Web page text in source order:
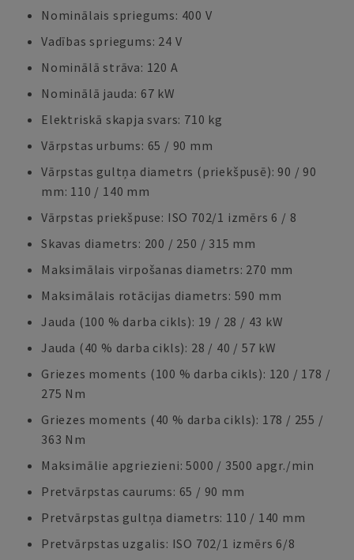
Nominālais spriegums: 400 V
Vadības spriegums: 24 V
Nominālā strāva: 120 A
Nominālā jauda: 67 kW
Elektriskā skapja svars: 710 kg
Vārpstas urbums: 65 / 90 mm
Vārpstas gultņa diametrs (priekšpusē): 90 / 90
mm: 110 / 140 mm
Vārpstas priekšpuse: ISO 702/1 izmērs 6 / 8
Skavas diametrs: 200 / 250 / 315 mm
Maksimālais virpošanas diametrs: 270 mm
Maksimālais rotācijas diametrs: 590 mm
Jauda (100 % darba cikls): 19 / 28 / 43 kW
Jauda (40 % darba cikls): 28 / 40 / 57 kW
Griezes moments (100 % darba cikls): 120 / 178 /
275 Nm
Griezes moments (40 % darba cikls): 178 / 255 /
363 Nm
Maksimālie apgriezieni: 5000 / 3500 apgr./min
Pretvārpstas caurums: 65 / 90 mm
Pretvārpstas gultņa diametrs: 110 / 140 mm
Pretvārpstas uzgalis: ISO 702/1 izmērs 6/8